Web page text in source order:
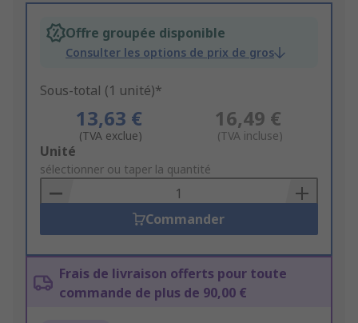
Offre groupée disponible
Consulter les options de prix de gros
Sous-total (1 unité)*
13,63 €
(TVA exclue)
16,49 €
(TVA incluse)
Add
to
Basket
Unité
sélectionner ou taper la quantité
Commander
Frais de livraison offerts pour toute
commande de plus de 90,00 €